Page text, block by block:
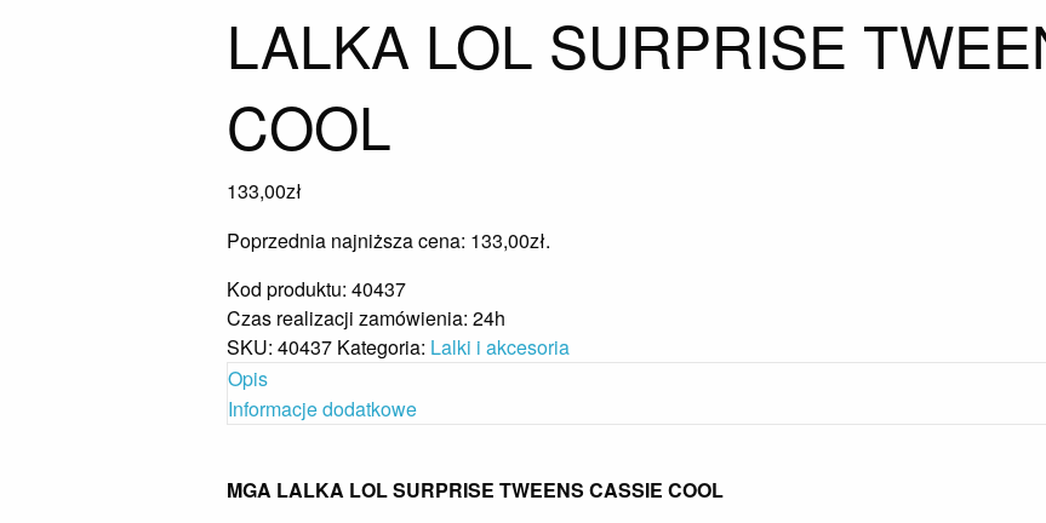
LALKA LOL SURPRISE
COOL
133,00zł
Poprzednia najniższa cena: 133,00zł.
Kod produktu: 40437
Czas realizacji zamówienia: 24h
SKU: 40437 Kategoria: Lalki i akcesoria
Opis
Informacje dodatkowe
MGA LALKA LOL SURPRISE TWEENS CASSIE COOL